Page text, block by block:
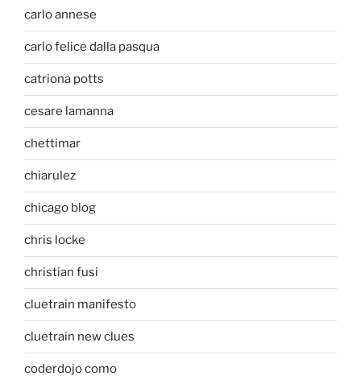
carlo annese
carlo felice dalla pasqua
catriona potts
cesare lamanna
chettimar
chiarulez
chicago blog
chris locke
christian fusi
cluetrain manifesto
cluetrain new clues
coderdojo como